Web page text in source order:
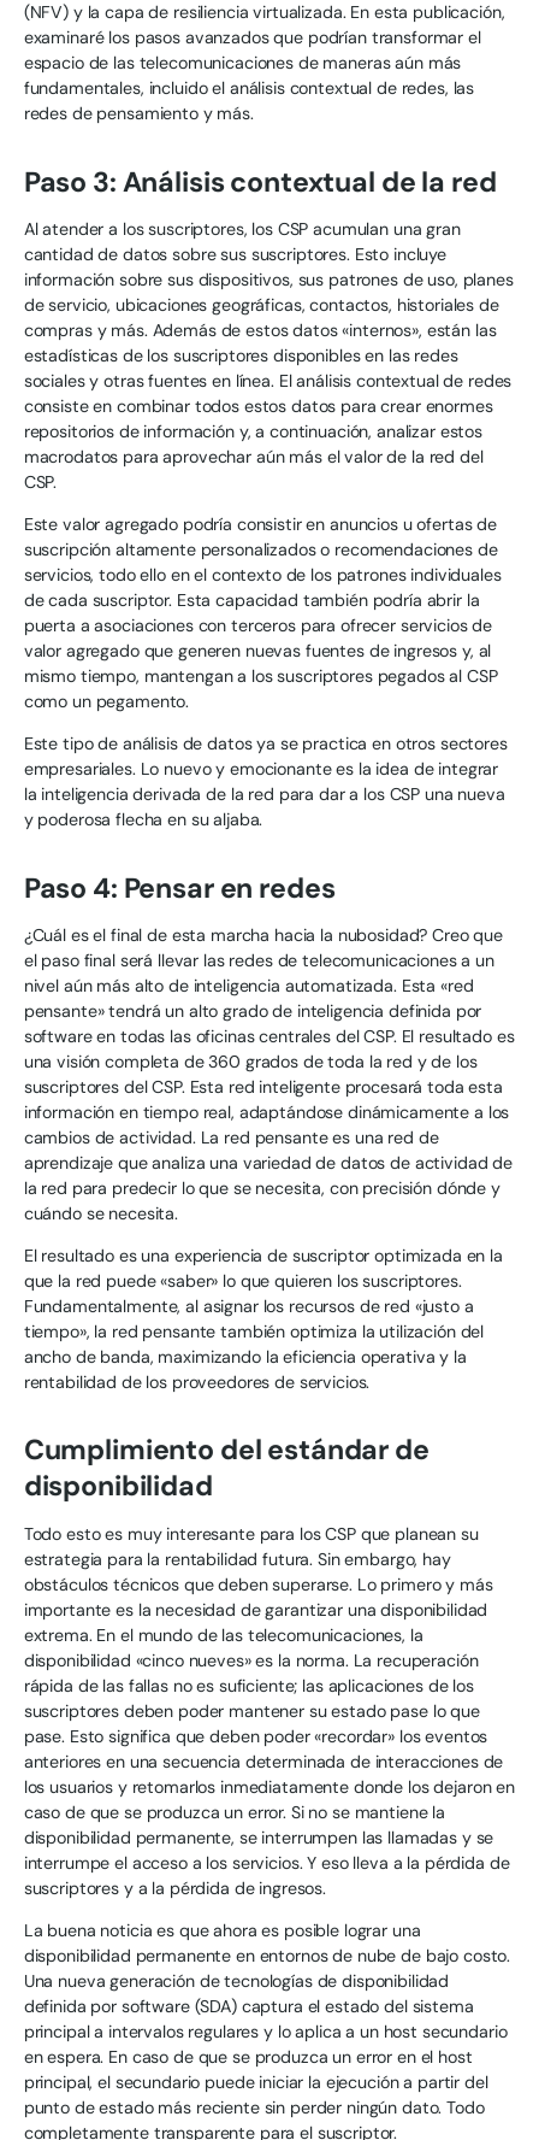
(NFV) y la capa de resiliencia virtualizada. En esta publicación,
examinaré los pasos avanzados que podrían transformar el
espacio de las telecomunicaciones de maneras aún más
fundamentales, incluido el análisis contextual de redes, las
redes de pensamiento y más.
Paso 3: Análisis contextual de la red
Al atender a los suscriptores, los CSP acumulan una gran
cantidad de datos sobre sus suscriptores. Esto incluye
información sobre sus dispositivos, sus patrones de uso, planes
de servicio, ubicaciones geográficas, contactos, historiales de
compras y más. Además de estos datos «internos», están las
estadísticas de los suscriptores disponibles en las redes
sociales y otras fuentes en línea. El análisis contextual de redes
consiste en combinar todos estos datos para crear enormes
repositorios de información y, a continuación, analizar estos
macrodatos para aprovechar aún más el valor de la red del
CSP.
Este valor agregado podría consistir en anuncios u ofertas de
suscripción altamente personalizados o recomendaciones de
servicios, todo ello en el contexto de los patrones individuales
de cada suscriptor. Esta capacidad también podría abrir la
puerta a asociaciones con terceros para ofrecer servicios de
valor agregado que generen nuevas fuentes de ingresos y, al
mismo tiempo, mantengan a los suscriptores pegados al CSP
como un pegamento.
Este tipo de análisis de datos ya se practica en otros sectores
empresariales. Lo nuevo y emocionante es la idea de integrar
la inteligencia derivada de la red para dar a los CSP una nueva
y poderosa flecha en su aljaba.
Paso 4: Pensar en redes
¿Cuál es el final de esta marcha hacia la nubosidad? Creo que
el paso final será llevar las redes de telecomunicaciones a un
nivel aún más alto de inteligencia automatizada. Esta «red
pensante» tendrá un alto grado de inteligencia definida por
software en todas las oficinas centrales del CSP. El resultado es
una visión completa de 360 grados de toda la red y de los
suscriptores del CSP. Esta red inteligente procesará toda esta
información en tiempo real, adaptándose dinámicamente a los
cambios de actividad. La red pensante es una red de
aprendizaje que analiza una variedad de datos de actividad de
la red para predecir lo que se necesita, con precisión dónde y
cuándo se necesita.
El resultado es una experiencia de suscriptor optimizada en la
que la red puede «saber» lo que quieren los suscriptores.
Fundamentalmente, al asignar los recursos de red «justo a
tiempo», la red pensante también optimiza la utilización del
ancho de banda, maximizando la eficiencia operativa y la
rentabilidad de los proveedores de servicios.
Cumplimiento del estándar de
disponibilidad
Todo esto es muy interesante para los CSP que planean su
estrategia para la rentabilidad futura. Sin embargo, hay
obstáculos técnicos que deben superarse. Lo primero y más
importante es la necesidad de garantizar una disponibilidad
extrema. En el mundo de las telecomunicaciones, la
disponibilidad «cinco nueves» es la norma. La recuperación
rápida de las fallas no es suficiente; las aplicaciones de los
suscriptores deben poder mantener su estado pase lo que
pase. Esto significa que deben poder «recordar» los eventos
anteriores en una secuencia determinada de interacciones de
los usuarios y retomarlos inmediatamente donde los dejaron en
caso de que se produzca un error. Si no se mantiene la
disponibilidad permanente, se interrumpen las llamadas y se
interrumpe el acceso a los servicios. Y eso lleva a la pérdida de
suscriptores y a la pérdida de ingresos.
La buena noticia es que ahora es posible lograr una
disponibilidad permanente en entornos de nube de bajo costo.
Una nueva generación de tecnologías de disponibilidad
definida por software (SDA) captura el estado del sistema
principal a intervalos regulares y lo aplica a un host secundario
en espera. En caso de que se produzca un error en el host
principal, el secundario puede iniciar la ejecución a partir del
punto de estado más reciente sin perder ningún dato. Todo
completamente transparente para el suscriptor.